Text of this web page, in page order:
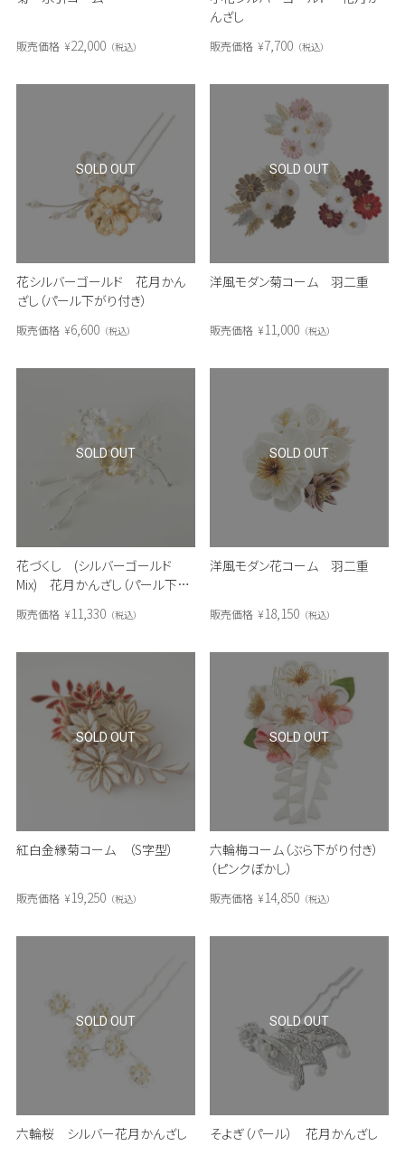
販売価格 ¥22,000 税込
んざし
販売価格 ¥7,700 税込
花シルバーゴールド 花月かん
ざし（パール下がり付き）
販売価格 ¥6,600 税込
SOLD OUT
洋風モダン菊コーム 羽二重
販売価格 ¥11,000 税込
SOLD OUT
花づくし (シルバーゴールド
Mix) 花月かんざし（パール下が
販売価格 ¥11,330 税込
SOLD OUT
洋風モダン花コーム 羽二重
販売価格 ¥18,150 税込
SOLD OUT
紅白金縁菊コーム （S字型）
販売価格 ¥19,250 税込
SOLD OUT
六輪梅コーム（ぶら下がり付き）
（ピンクぼかし）
販売価格 ¥14,850 税込
SOLD OUT
六輪桜 シルバー花月かんざし
SOLD OUT
そよぎ（パール） 花月かんざし
SOLD OUT